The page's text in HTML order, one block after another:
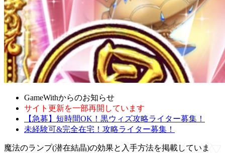
GameWithからのお知らせ
サイト更新を一部再開しています
【急募】短時間OK！黒ウィズ攻略ライター募集！
未経験可&完全在宅！攻略ライター募集！
魔法のランプ(潜在結晶)の効果と入手方法を掲載していま